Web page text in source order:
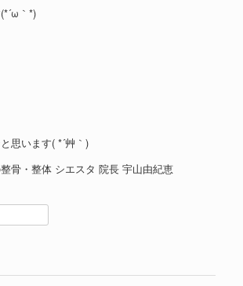
｀*)
思います( *´艸｀)
骨・整体 シエスタ 院長 宇山由紀恵